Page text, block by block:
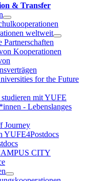
& Transfer
weltweit
Partnerschaften
Kooperationen
for the Future
mit YUFE
- Lebenslanges
Journey
YUFE4Postdocs
CITY